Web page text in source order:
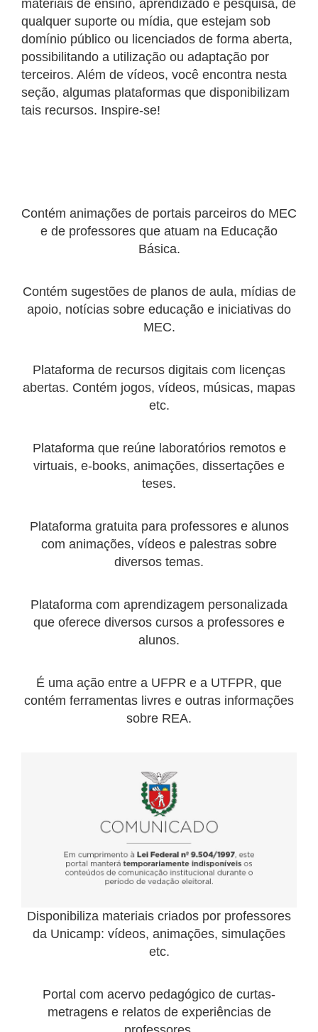
materiais de ensino, aprendizado e pesquisa, de
qualquer suporte ou mídia, que estejam sob
domínio público ou licenciados de forma aberta,
possibilitando a utilização ou adaptação por
terceiros. Além de vídeos, você encontra nesta
seção, algumas plataformas que disponibilizam
tais recursos. Inspire-se!
Contém animações de portais parceiros do MEC
e de professores que atuam na Educação
Básica.
Contém sugestões de planos de aula, mídias de
apoio, notícias sobre educação e iniciativas do
MEC.
Plataforma de recursos digitais com licenças
abertas. Contém jogos, vídeos, músicas, mapas
etc.
Plataforma que reúne laboratórios remotos e
virtuais, e-books, animações, dissertações e
teses.
Plataforma gratuita para professores e alunos
com animações, vídeos e palestras sobre
diversos temas.
Plataforma com aprendizagem personalizada
que oferece diversos cursos a professores e
alunos.
É uma ação entre a UFPR e a UTFPR, que
contém ferramentas livres e outras informações
sobre REA.
Disponibiliza materiais criados por professores
da Unicamp: vídeos, animações, simulações
etc.
Portal com acervo pedagógico de curtas-
metragens e relatos de experiências de